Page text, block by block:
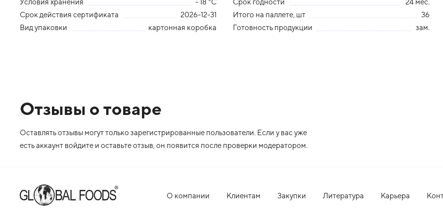
Условия хранения
- 18 °С Срок годности
24 мес.
Срок действия сертификата
2026-12-31 Итого на паллете, шт
36
Вид упаковки
картонная коробка Готовность продукции зам.
Отзывы о товаре
Оставлять отзывы могут только зарегистрированные пользователи. Если у вас уже
есть аккаунт войдите и оставьте отзыв, он появится после проверки модератором.
О компании Клиентам Закупки Литература Карьера